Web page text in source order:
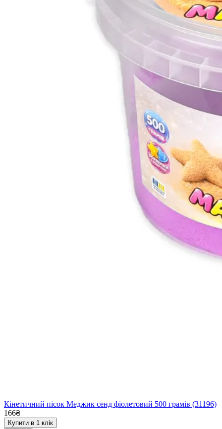
Кінетичний пісок Меджик сенд фіолетовий 500 грамів (31196)
166₴
Купити в 1 клік